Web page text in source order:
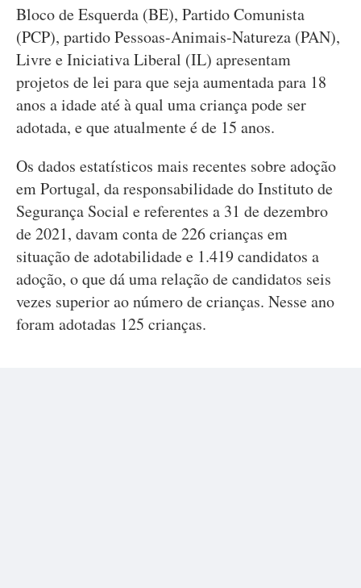
Bloco de Esquerda (BE), Partido Comunista
(PCP), partido Pessoas-Animais-Natureza (PAN),
Livre e Iniciativa Liberal (IL) apresentam
projetos de lei para que seja aumentada para 18
anos a idade até à qual uma criança pode ser
adotada, e que atualmente é de 15 anos.
Os dados estatísticos mais recentes sobre adoção
em Portugal, da responsabilidade do Instituto de
Segurança Social e referentes a 31 de dezembro
de 2021, davam conta de 226 crianças em
situação de adotabilidade e 1.419 candidatos a
adoção, o que dá uma relação de candidatos seis
vezes superior ao número de crianças. Nesse ano
foram adotadas 125 crianças.